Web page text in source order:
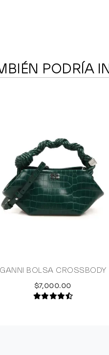
PODRÍA
GANNI BOLSA CROSSBODY
$7,000.00